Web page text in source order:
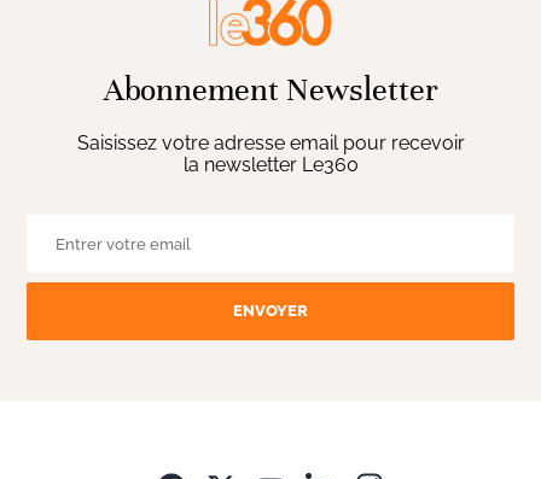
Abonnement Newsletter
Saisissez votre adresse email pour recevoir
la newsletter Le360
ENVOYER